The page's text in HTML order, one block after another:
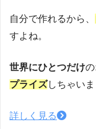
自分で作れるから、
すよね。
世界にひとつだけ
プライズしちゃいま
詳しく見る